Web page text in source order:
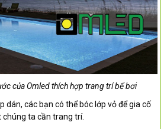
của Omled thích hợp trang trí bể bơi
dán, các bạn có thể bóc lớp vỏ để gia cố
ta cần trang trí.